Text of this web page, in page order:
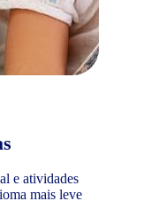
e atividades
mais leve